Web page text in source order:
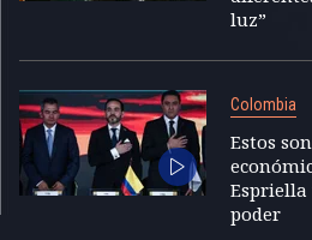
luz”
Colombia
Estos
Espriella
poder